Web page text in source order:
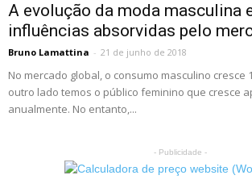
A evolução da moda masculina
influências absorvidas pelo
Bruno Lamattina - 21 de junho de 2018
No mercado global, o consumo masculino cresce
outro lado temos o público feminino que cresce
anualmente. No entanto,...
- Publicidade -